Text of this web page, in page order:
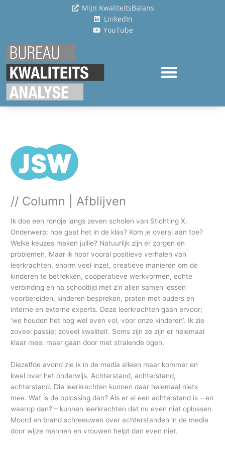
Mijn KwaliteitsBalans
LinkedIn
YouTube
// Column | Afblijven
Ik doe een rondje langs zeven scholen van Stichting X.
Onderwerp: hoe gaat het in de klas? Kom je overal aan toe?
Welke keuzes maken jullie? Natuurlijk zijn er zorgen en
problemen. Maar ik hoor vooral positieve verhalen van
leerkrachten, enorm veel inzet, creatieve manieren om de
kinderen te betrekken, coöperatieve werkvormen, echte
verbinding en na schooltijd met z’n allen samen lessen
voorbereiden, kinderen bespreken, praten met ouders en
interne en externe experts. Deze leerkrachten gaan ervoor;
‘we houden het nog wel even vol, voor onze kinderen’. Ik zie
zoveel passie; zoveel kwaliteit. Soms zijn ze zijn er helemaal
klaar mee, maar gaan door met stralende ogen.
Diezelfde avond zie ik in de media alleen maar kommer en
kwel over het onderwijs. Achterstand, achterstand,
achterstand. Die leerkrachten kunnen daar helemaal niets
mee. Wat is de oplossing dan? Als er al een achterstand is – en
waarop dan? – kunnen leerkrachten dat nu even niet oplossen.
Moord en brand schreeuwen over achterstanden in de media
door wijze mannen en vrouwen helpt dan even niet.